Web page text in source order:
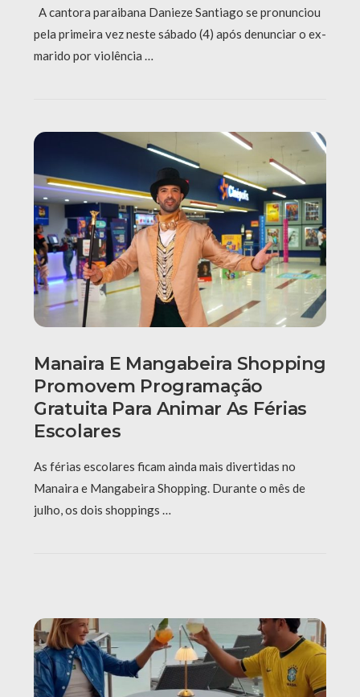
A cantora paraibana Danieze Santiago se pronunciou
pela primeira vez neste sábado (4) após denunciar o ex-
marido por violência …
Manaira E Mangabeira Shopping
Promovem Programação
Gratuita Para Animar As Férias
Escolares
As férias escolares ficam ainda mais divertidas no
Manaira e Mangabeira Shopping. Durante o mês de
julho, os dois shoppings …